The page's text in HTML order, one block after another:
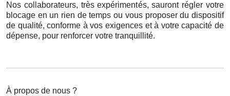
Nos collaborateurs, très expérimentés, sauront régler votre
blocage en un rien de temps ou vous proposer du dispositif
de qualité, conforme à vos exigences et à votre capacité de
dépense, pour renforcer votre tranquillité.
À propos de nous ?